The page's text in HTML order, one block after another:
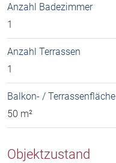
Anzahl Badezimmer
1
Anzahl Terrassen
1
Balkon- / Terrassenfläche
50 m²
Objektzustand